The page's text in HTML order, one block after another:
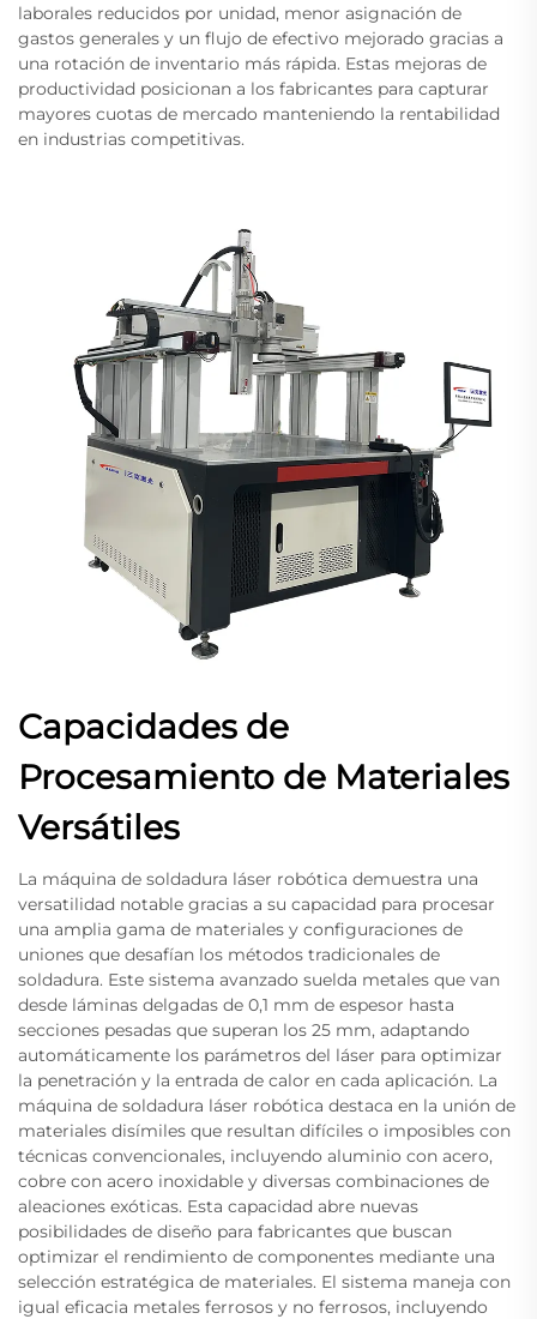
laborales reducidos por unidad, menor asignación de
gastos generales y un flujo de efectivo mejorado gracias a
una rotación de inventario más rápida. Estas mejoras de
productividad posicionan a los fabricantes para capturar
mayores cuotas de mercado manteniendo la rentabilidad
en industrias competitivas.
Capacidades de
Procesamiento de Materiales
Versátiles
La máquina de soldadura láser robótica demuestra una
versatilidad notable gracias a su capacidad para procesar
una amplia gama de materiales y configuraciones de
uniones que desafían los métodos tradicionales de
soldadura. Este sistema avanzado suelda metales que van
desde láminas delgadas de 0,1 mm de espesor hasta
secciones pesadas que superan los 25 mm, adaptando
automáticamente los parámetros del láser para optimizar
la penetración y la entrada de calor en cada aplicación. La
máquina de soldadura láser robótica destaca en la unión de
materiales disímiles que resultan difíciles o imposibles con
técnicas convencionales, incluyendo aluminio con acero,
cobre con acero inoxidable y diversas combinaciones de
aleaciones exóticas. Esta capacidad abre nuevas
posibilidades de diseño para fabricantes que buscan
optimizar el rendimiento de componentes mediante una
selección estratégica de materiales. El sistema maneja con
igual eficacia metales ferrosos y no ferrosos, incluyendo